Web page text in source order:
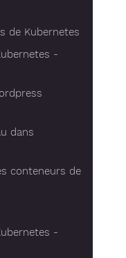
de Kubernetes
-
dans
conteneurs de
-